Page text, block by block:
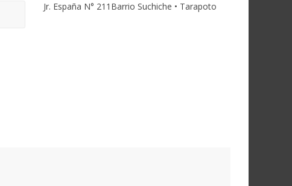
Jr. España N° 211Barrio Suchiche • Tarapoto